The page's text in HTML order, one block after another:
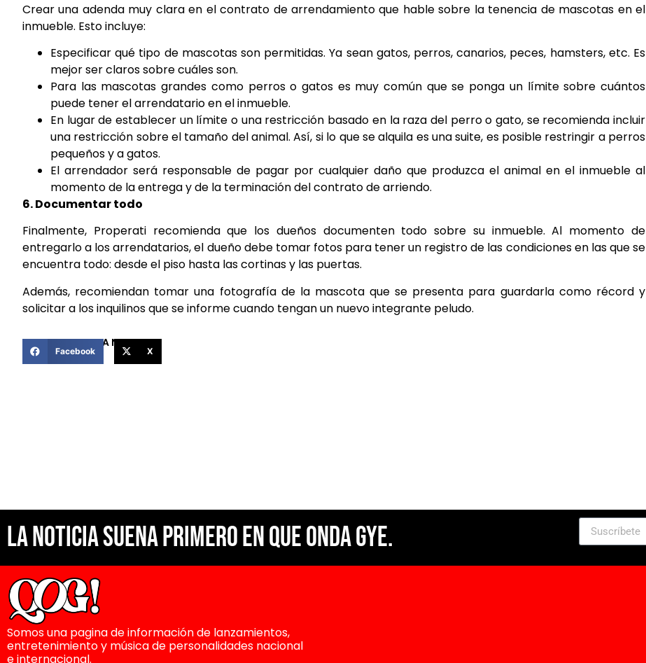
Crear una adenda muy clara en el contrato de arrendamiento que hable sobre la tenencia de mascotas en el
inmueble. Esto incluye:
Especificar qué tipo de mascotas son permitidas. Ya sean gatos, perros, canarios, peces, hamsters, etc. Es
mejor ser claros sobre cuáles son.
Para las mascotas grandes como perros o gatos es muy común que se ponga un límite sobre cuántos
puede tener el arrendatario en el inmueble.
En lugar de establecer un límite o una restricción basado en la raza del perro o gato, se recomienda incluir
una restricción sobre el tamaño del animal. Así, si lo que se alquila es una suite, es posible restringir a perros
pequeños y a gatos.
El arrendador será responsable de pagar por cualquier daño que produzca el animal en el inmueble al
momento de la entrega y de la terminación del contrato de arriendo.
6. Documentar todo
Finalmente, Properati recomienda que los dueños documenten todo sobre su inmueble. Al momento de
entregarlo a los arrendatarios, el dueño debe tomar fotos para tener un registro de las condiciones en las que se
encuentra todo: desde el piso hasta las cortinas y las puertas.
Además, recomiendan tomar una fotografía de la mascota que se presenta para guardarla como récord y
solicitar a los inquilinos que se informe cuando tengan un nuevo integrante peludo.
COMPARTIR ESTA NOTICIA
Facebook X
La noticia suena primero en Que Onda Gye.
Somos una pagina de información de lanzamientos,
entretenimiento y música de personalidades nacional
e internacional.